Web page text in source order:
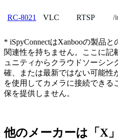
RC-8021 VLC RTSP /
* iSpyConnectはXanbooの製品
関連性を持ちません。ここに記
ュニティからクラウドソーシン
確、または最新ではない可能性
を使用してカメラに接続できる
保を提供しません。
他のメーカーは「X